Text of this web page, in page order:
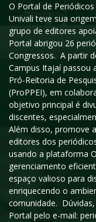
O Portal de
Univali teve sua
grupo de editores
Portal abrigou 26
Congressos. A partir
Campus Itajaí passou
Pró-Reitoria de
(ProPPEI), em
objetivo principal é
discentes,
Além disso, promove
editores dos
usando a plataforma
gerenciamento
espaço valioso para
enriquecendo o
comunidade.
Portal pelo e-mail: